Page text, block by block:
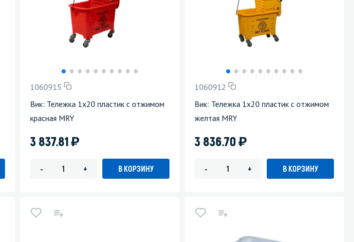
1060915
Вик: Тележка 1х20 пластик с отжимом
красная MRY
3 837.81)
- + В КОРЗИНУ
1060912
Вик: Тележка 1х20 пластик с отжимом
желтая MRY
3 836.70)
- + В КОРЗИНУ